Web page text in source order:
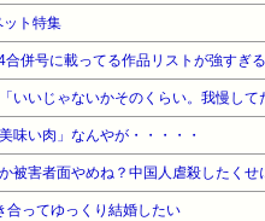
ット特集
併号に載ってる作品リストが強すぎ
味い肉」なんやが・・・・・
被害者面やめね？中国人虐殺したくせ
合ってゆっくり結婚したい